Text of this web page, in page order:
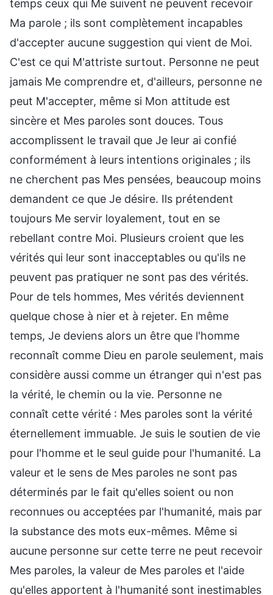
temps ceux qui Me suivent ne peuvent recevoir
Ma parole ; ils sont complètement incapables
d'accepter aucune suggestion qui vient de Moi.
C'est ce qui M'attriste surtout. Personne ne peut
jamais Me comprendre et, d'ailleurs, personne ne
peut M'accepter, même si Mon attitude est
sincère et Mes paroles sont douces. Tous
accomplissent le travail que Je leur ai confié
conformément à leurs intentions originales ; ils
ne cherchent pas Mes pensées, beaucoup moins
demandent ce que Je désire. Ils prétendent
toujours Me servir loyalement, tout en se
rebellant contre Moi. Plusieurs croient que les
vérités qui leur sont inacceptables ou qu'ils ne
peuvent pas pratiquer ne sont pas des vérités.
Pour de tels hommes, Mes vérités deviennent
quelque chose à nier et à rejeter. En même
temps, Je deviens alors un être que l'homme
reconnaît comme Dieu en parole seulement, mais
considère aussi comme un étranger qui n'est pas
la vérité, le chemin ou la vie. Personne ne
connaît cette vérité : Mes paroles sont la vérité
éternellement immuable. Je suis le soutien de vie
pour l'homme et le seul guide pour l'humanité. La
valeur et le sens de Mes paroles ne sont pas
déterminés par le fait qu'elles soient ou non
reconnues ou acceptées par l'humanité, mais par
la substance des mots eux-mêmes. Même si
aucune personne sur cette terre ne peut recevoir
Mes paroles, la valeur de Mes paroles et l'aide
qu'elles apportent à l'humanité sont inestimables